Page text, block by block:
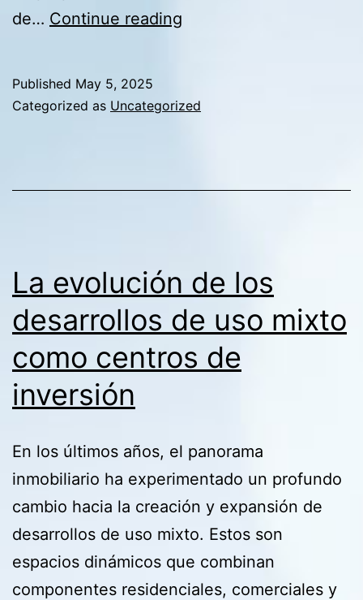
de… Continue reading
alto
Published May 5, 2025
Categorized as Uncategorized
La evolución de los
desarrollos de uso mixto
como centros de
inversión
En los últimos años, el panorama
inmobiliario ha experimentado un profundo
cambio hacia la creación y expansión de
desarrollos de uso mixto. Estos son
espacios dinámicos que combinan
componentes residenciales, comerciales y